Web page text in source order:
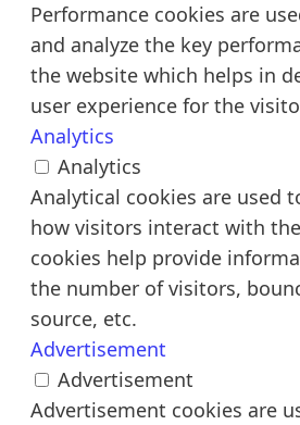
Performance cookies are
and analyze the key
the website which helps in
user experience for the
Analytics
Analytics
Analytical cookies are used
how visitors interact with
cookies help provide
the number of visitors,
source, etc.
Advertisement
Advertisement
Advertisement cookies are